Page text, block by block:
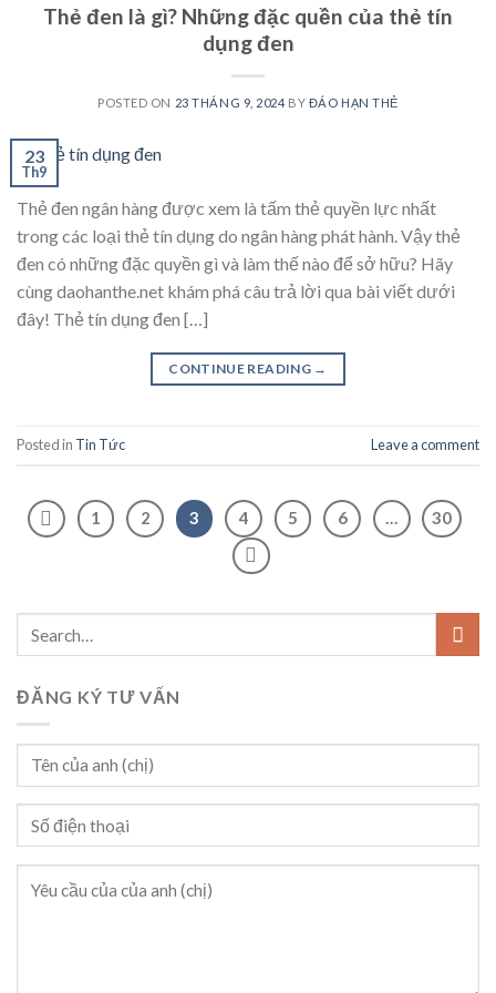
Thẻ đen là gì? Những đặc quền của thẻ tín
dụng đen
POSTED ON 23 THÁNG 9, 2024 BY ĐÁO HẠN THẺ
23
Th9
Thẻ đen ngân hàng được xem là tấm thẻ quyền lực nhất
trong các loại thẻ tín dụng do ngân hàng phát hành. Vậy thẻ
đen có những đặc quyền gì và làm thế nào để sở hữu? Hãy
cùng daohanthe.net khám phá câu trả lời qua bài viết dưới
đây! Thẻ tín dụng đen […]
CONTINUE READING →
Posted in Tin Tức Leave a comment
1 2 3 4 5 6 … 30
ĐĂNG KÝ TƯ VẤN